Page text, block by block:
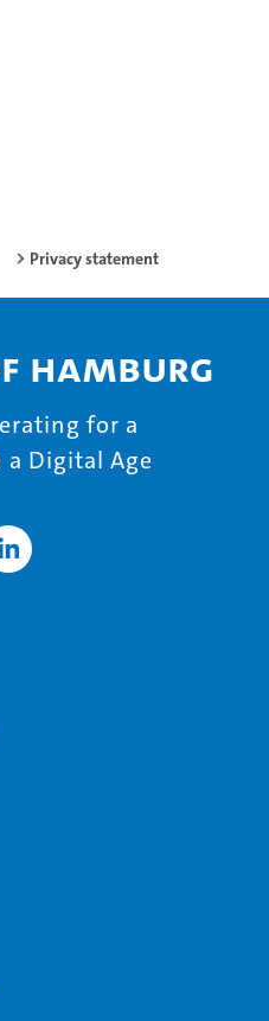
Privacy statement
Hamburg
for a
a Digital Age